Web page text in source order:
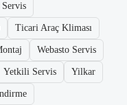
Ticari Araç Kliması
Webasto Servis
Yetkili Servis Yilkar